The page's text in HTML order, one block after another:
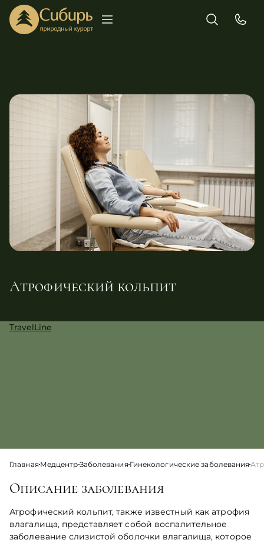
Атрофический кольпит
TravelLine
ГлавнаяМедцентрЗаболеванияГинекологические заболевания
Описание заболевания
Атрофический кольпит, также известный как атрофия
влагалища, представляет собой воспалительное
заболевание слизистой оболочки влагалища, которое